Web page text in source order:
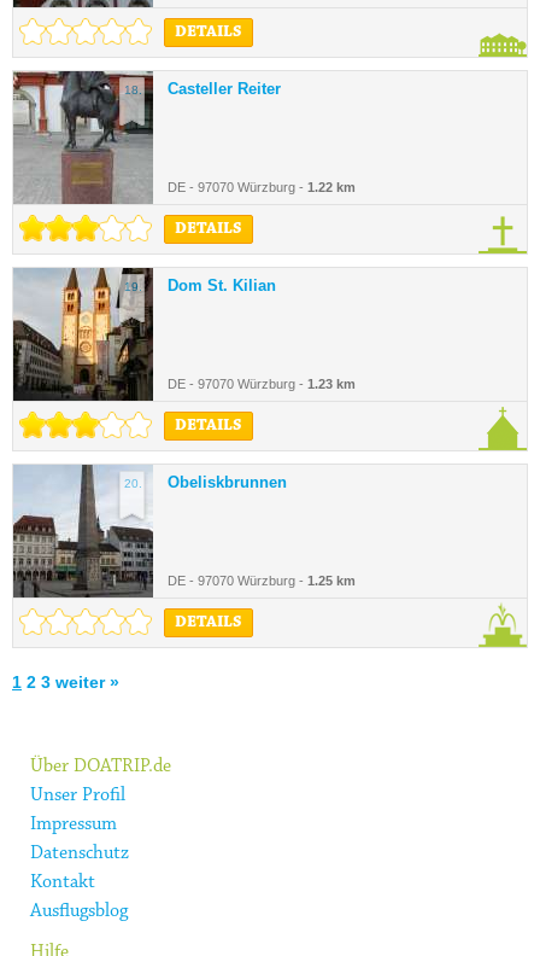
DETAILS
18. Casteller Reiter
DE - 97070 Würzburg - 1.22 km
DETAILS
19. Dom St. Kilian
DE - 97070 Würzburg - 1.23 km
DETAILS
20. Obeliskbrunnen
DE - 97070 Würzburg - 1.25 km
DETAILS
1 2 3 weiter »
Über DOATRIP.de
Unser Profil
Impressum
Datenschutz
Kontakt
Ausflugsblog